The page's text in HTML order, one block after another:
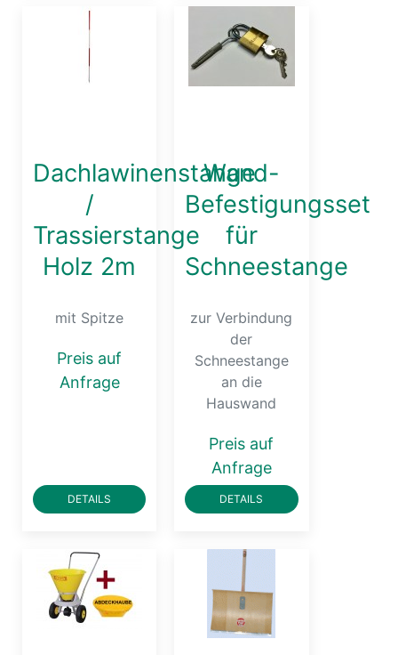
Dachlawinenstange
/
Trassierstange
Holz 2m
mit Spitze
Preis auf
Anfrage
DETAILS
Wand-
Befestigungsset
für
Schneestange
zur Verbindung
der
Schneestange
an die
Hauswand
Preis auf
Anfrage
DETAILS